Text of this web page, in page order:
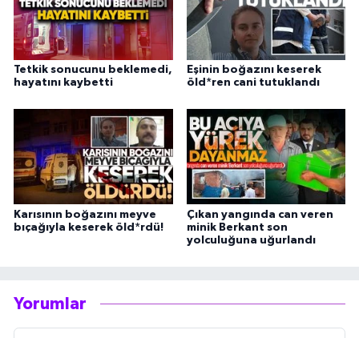
Tetkik sonucunu beklemedi,
hayatını kaybetti
Eşinin boğazını keserek
öld*ren cani tutuklandı
Karısının boğazını meyve
bıçağıyla keserek öld*rdü!
Çıkan yangında can veren
minik Berkant son
yolculuğuna uğurlandı
Yorumlar